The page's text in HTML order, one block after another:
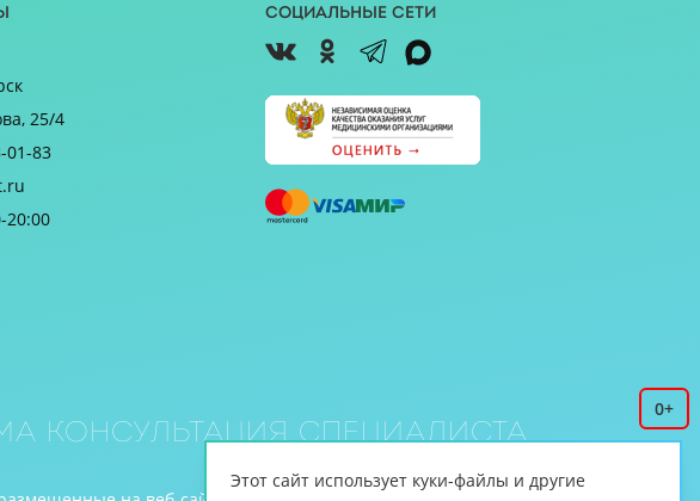
25/4
01-83
20:00
Социальные сети
0+
консультация специалиста
Этот сайт использует куки-файлы и другие